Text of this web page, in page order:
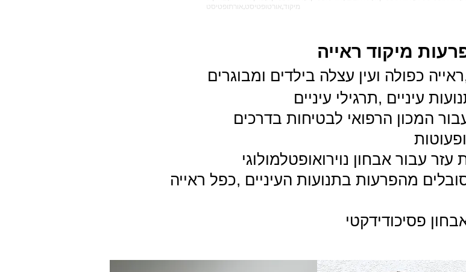
מיקוד ראייה
כפולה ועין עצלה בילדים ומבוגרים
עיניים ,תרגילי עיניים
המכון הרפואי לבטיחות בדרכים
מהפרעות בתנועות העיניים ,כפל ראייה
פסיכודידקטי